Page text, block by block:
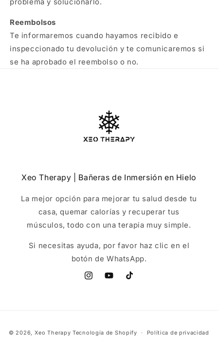
Reembolsos
Te informaremos cuando hayamos recibido e
inspeccionado tu devolución y te comunicaremos si
se ha aprobado el reembolso o no.
Xeo Therapy | Bañeras de Inmersión en Hielo
La mejor opción para mejorar tu salud desde tu
casa, quemar calorías y recuperar tus
músculos, todo con una terapia muy simple.
Si necesitas ayuda, por favor haz clic en el
botón de WhatsApp.
InstagramYouTubeTikTok
© 2026, Xeo Therapy Tecnología de Shopify Política de privacidad